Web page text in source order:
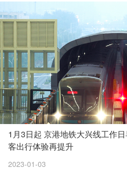
1月3日起 京港地铁大兴线工作
客出行体验再提升
2023-01-03